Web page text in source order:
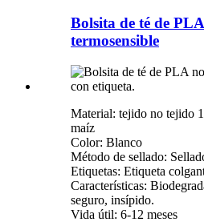
Bolsita de té de
termosensible
Material: tejido no tejido
maíz
Color: Blanco
Método de sellado:
Etiquetas: Etiqueta
Características:
seguro, insípido.
Vida útil: 6-12 meses